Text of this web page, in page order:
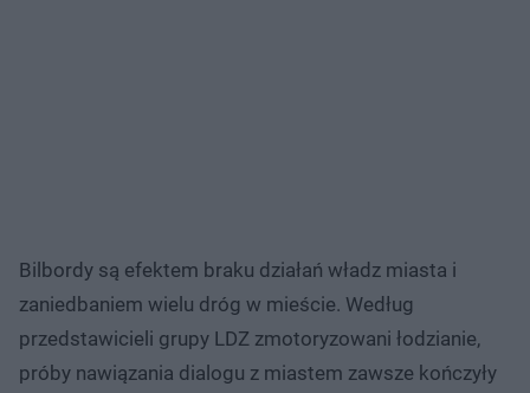
Bilbordy są efektem braku działań władz miasta i
zaniedbaniem wielu dróg w mieście. Według
przedstawicieli grupy LDZ zmotoryzowani łodzianie,
próby nawiązania dialogu z miastem zawsze kończyły